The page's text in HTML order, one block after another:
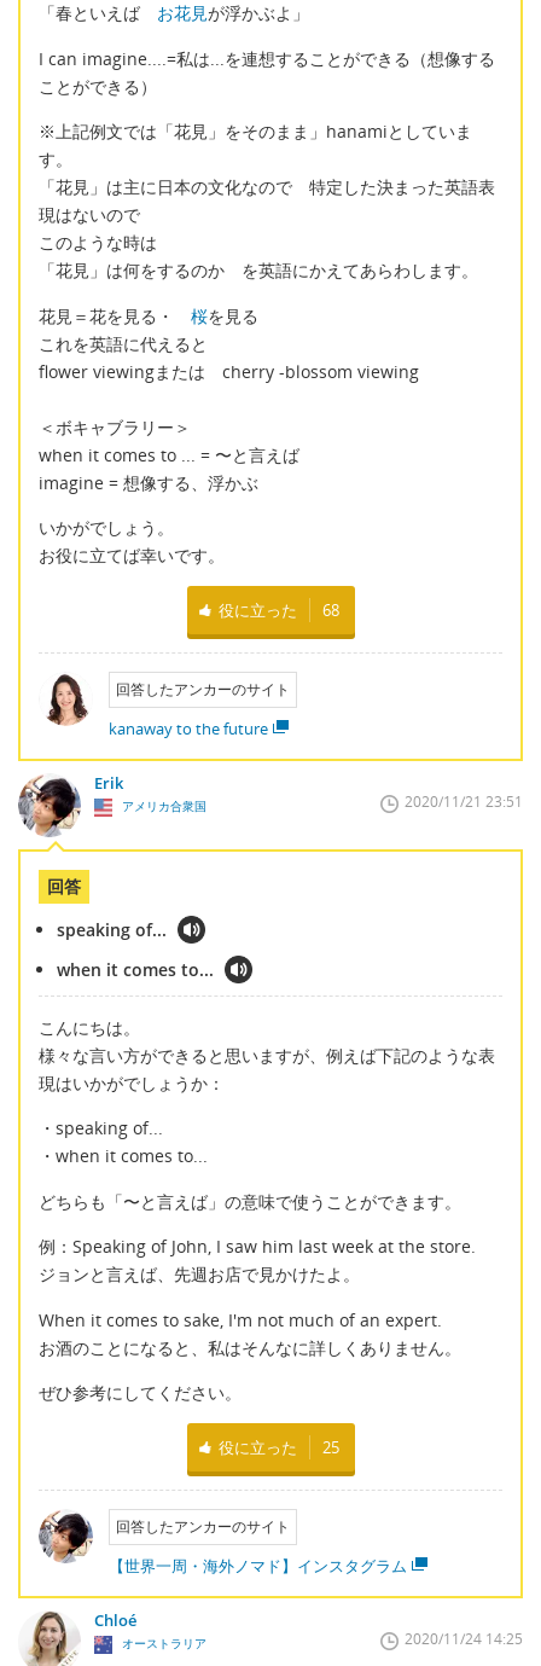
「春といえば お花見が浮かぶよ」
I can imagine....=私は...を連想することができる（想像する
ことができる）
※上記例文では「花見」をそのまま」hanamiとしていま
す。
「花見」は主に日本の文化なので 特定した決まった英語表
現はないので
このような時は
「花見」は何をするのか を英語にかえてあらわします。
花見＝花を見る・ 桜を見る
これを英語に代えると
flower viewingまたは cherry -blossom viewing
＜ボキャブラリー＞
when it comes to ... = 〜と言えば
imagine = 想像する、浮かぶ
いかがでしょう。
お役に立てば幸いです。
役に立った 68
回答したアンカーのサイト
kanaway to the future
Erik
アメリカ合衆国 2020/11/21 23:51
回答
speaking of...
when it comes to...
こんにちは。
様々な言い方ができると思いますが、例えば下記のような表
現はいかがでしょうか：
・speaking of...
・when it comes to...
どちらも「〜と言えば」の意味で使うことができます。
例：Speaking of John, I saw him last week at the store.
ジョンと言えば、先週お店で見かけたよ。
When it comes to sake, I'm not much of an expert.
お酒のことになると、私はそんなに詳しくありません。
ぜひ参考にしてください。
役に立った 25
回答したアンカーのサイト
【世界一周・海外ノマド】インスタグラム
Chloé
オーストラリア 2020/11/24 14:25